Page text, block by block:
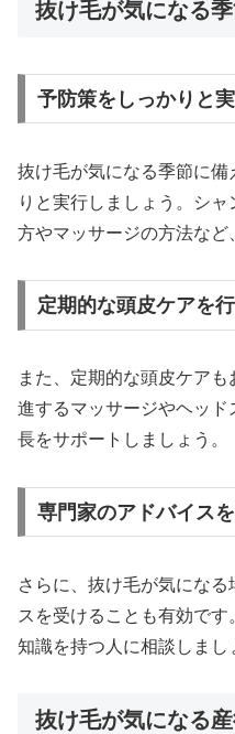
抜け毛が気になる
予防策をしっかりと
抜け毛が気になる季節に
りと実行しましょう。シ
方やマッサージの方法など
定期的な頭皮ケアを行
また、定期的な頭皮ケア
進するマッサージやヘッ
長をサポートしましょう。
専門家のアドバイス
さらに、抜け毛が気にな
スを受けることも有効で
知識を持つ人に相談しまし
抜け毛が気になる